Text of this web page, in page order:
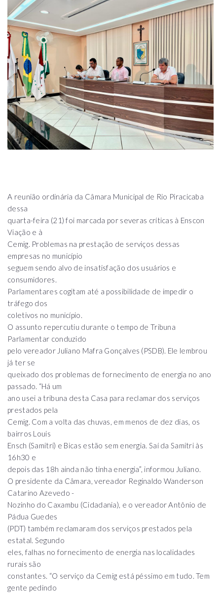
A reunião ordinária da Câmara Municipal de Rio Piracicaba
dessa
quarta-feira (21) foi marcada por severas críticas à Enscon
Viação e à
Cemig. Problemas na prestação de serviços dessas
empresas no município
seguem sendo alvo de insatisfação dos usuários e
consumidores.
Parlamentares cogitam até a possibilidade de impedir o
tráfego dos
coletivos no município.
O assunto repercutiu durante o tempo de Tribuna
Parlamentar conduzido
pelo vereador Juliano Mafra Gonçalves (PSDB). Ele lembrou
já ter se
queixado dos problemas de fornecimento de energia no ano
passado. “Há um
ano usei a tribuna desta Casa para reclamar dos serviços
prestados pela
Cemig. Com a volta das chuvas, em menos de dez dias, os
bairros Louis
Ensch (Samitri) e Bicas estão sem energia. Saí da Samitri às
16h30 e
depois das 18h ainda não tinha energia”, informou Juliano.
O presidente da Câmara, vereador Reginaldo Wanderson
Catarino Azevedo -
Nozinho do Caxambu (Cidadania), e o vereador Antônio de
Pádua Guedes
(PDT) também reclamaram dos serviços prestados pela
estatal. Segundo
eles, falhas no fornecimento de energia nas localidades
rurais são
constantes. “O serviço da Cemig está péssimo em tudo. Tem
gente pedindo